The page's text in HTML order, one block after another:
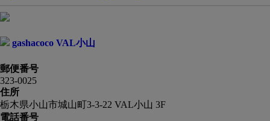
gashacoco VAL小山
郵便番号
323-0025
住所
栃木県小山市城山町3-3-22 VAL小山 3F
電話番号